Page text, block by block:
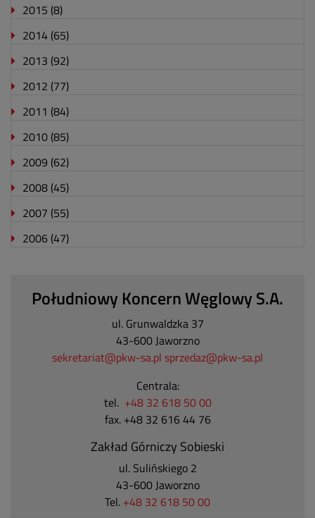
2015 (8)
2014 (65)
2013 (92)
2012 (77)
2011 (84)
2010 (85)
2009 (62)
2008 (45)
2007 (55)
2006 (47)
Południowy Koncern Węglowy S.A.
ul. Grunwaldzka 37
43-600 Jaworzno
sekretariat@pkw-sa.pl sprzedaz@pkw-sa.pl
Centrala:
tel. +48 32 618 50 00
fax. +48 32 616 44 76
Zakład Górniczy Sobieski
ul. Sulińskiego 2
43-600 Jaworzno
Tel. +48 32 618 50 00